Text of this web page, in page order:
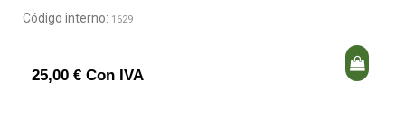
Código interno: 1629
25,00 € Con IVA